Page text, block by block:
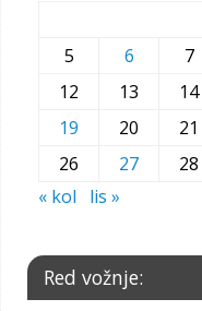
5
6 7
12
13 14
19
20 21
26
27 28
« kol
lis »
Red vožnje: